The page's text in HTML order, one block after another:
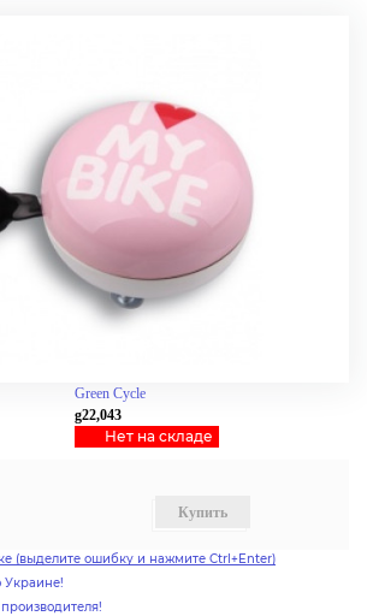
Green Cycle
g22,043
Нет на cкладе
Купить
(выделите ошибку и нажмите Ctrl+Enter)
Украине!
производителя!